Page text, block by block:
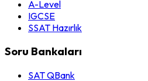
A-Level
IGCSE
SSAT Hazırlık
Soru Bankaları
SAT QBank